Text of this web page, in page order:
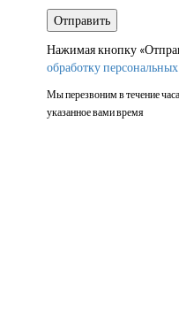
Нажимая кнопку
обработку
Мы перезвоним в течение
указанное вами время